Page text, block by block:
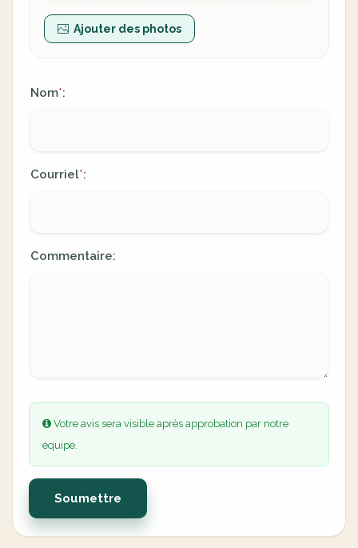
Ajouter des photos
Nom*:
Courriel*:
Commentaire:
Votre avis sera visible après approbation par notre
équipe.
Soumettre